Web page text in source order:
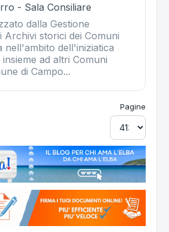
- Sala Consiliare
dalla Gestione
Archivi storici dei Comuni
nell'ambito dell'iniziatica
ad altri Comuni
di Campo...
Pagine